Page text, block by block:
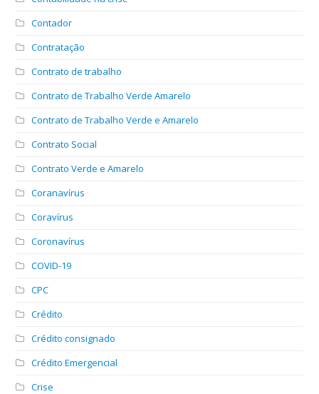
Contador
Contratação
Contrato de trabalho
Contrato de Trabalho Verde Amarelo
Contrato de Trabalho Verde e Amarelo
Contrato Social
Contrato Verde e Amarelo
Coranavírus
Coravírus
Coronavírus
COVID-19
CPC
Crédito
Crédito consignado
Crédito Emergencial
Crise